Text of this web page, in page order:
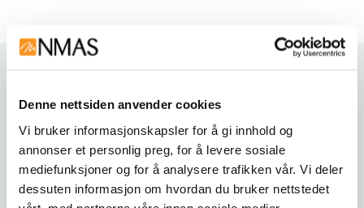
Denne nettsiden anvender cookies
Vi bruker informasjonskapsler for å gi innhold og
annonser et personlig preg, for å levere sosiale
mediefunksjoner og for å analysere trafikken vår. Vi deler
dessuten informasjon om hvordan du bruker nettstedet
Varianter